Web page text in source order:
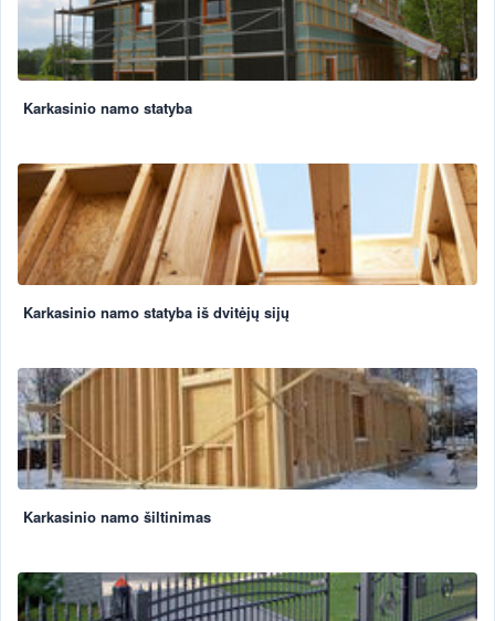
Karkasinio namo statyba
Karkasinio namo statyba iš dvitėjų sijų
Karkasinio namo šiltinimas